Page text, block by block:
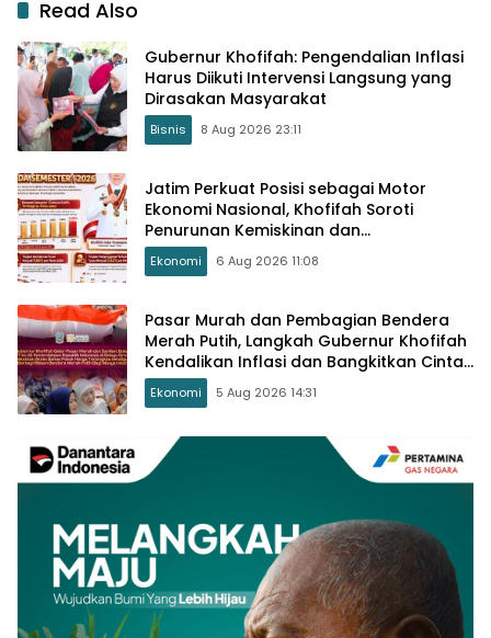
Read Also
Gubernur Khofifah: Pengendalian Inflasi
Harus Diikuti Intervensi Langsung yang
Dirasakan Masyarakat
Bisnis 8 Aug 2026 23:11
Jatim Perkuat Posisi sebagai Motor
Ekonomi Nasional, Khofifah Soroti
Penurunan Kemiskinan dan
Pengangguran
Ekonomi 6 Aug 2026 11:08
Pasar Murah dan Pembagian Bendera
Merah Putih, Langkah Gubernur Khofifah
Kendalikan Inflasi dan Bangkitkan Cinta
Tanah Air
Ekonomi 5 Aug 2026 14:31